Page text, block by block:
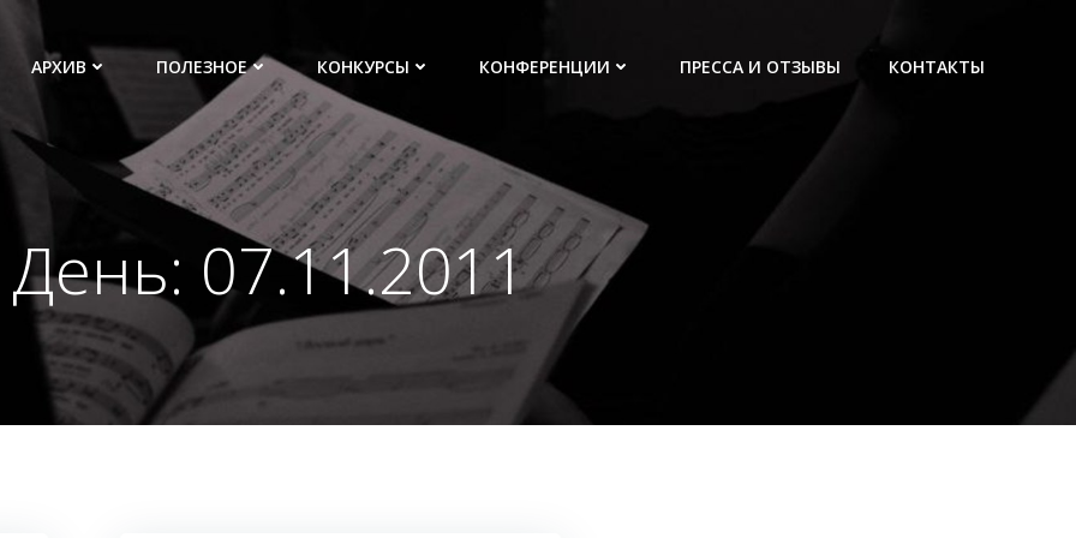
АРХИВ ПОЛЕЗНОЕ КОНКУРСЫ КОНФЕРЕНЦИИ ПРЕССА И ОТЗЫВЫ КОНТАКТЫ
День: 07.11.2011